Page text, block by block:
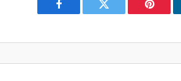
Facebook Twitter